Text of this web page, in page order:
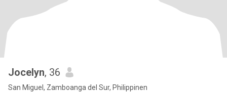
Jocelyn, 36
San Miguel, Zamboanga del Sur, Philippinen